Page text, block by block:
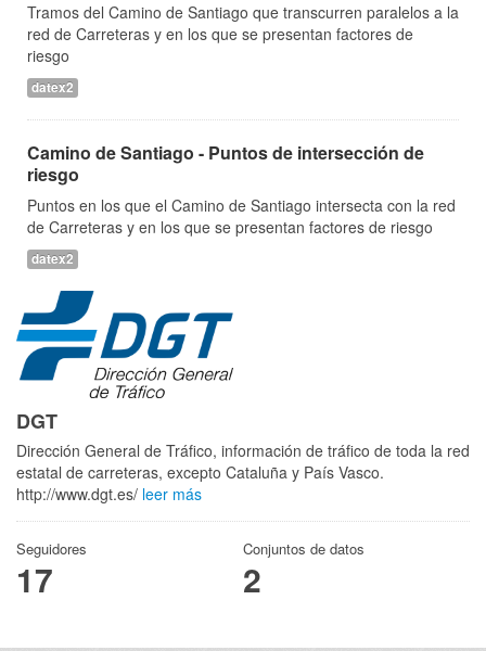
Tramos del Camino de Santiago que transcurren paralelos a la
red de Carreteras y en los que se presentan factores de
riesgo
datex2
Camino de Santiago - Puntos de intersección de
riesgo
Puntos en los que el Camino de Santiago intersecta con la red
de Carreteras y en los que se presentan factores de riesgo
datex2
DGT
Dirección General de Tráfico, información de tráfico de toda la red
estatal de carreteras, excepto Cataluña y País Vasco.
http://www.dgt.es/ leer más
Seguidores
17
Conjuntos de datos
2